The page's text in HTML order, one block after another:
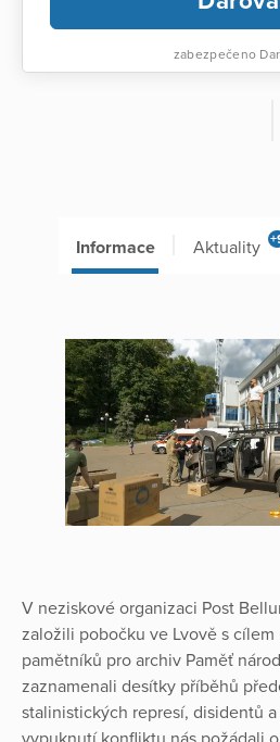
zabezpečeno
Informace Aktuality
V neziskové organizaci Post
založili pobočku ve Lvově s
pamětníků pro archiv Paměť
zaznamenali desítky příběhů
stalinistických represí, disidentů